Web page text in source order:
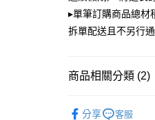
流程，驗證手機門號
完成交易。
3.實際核准額度、可
【繳款方式說明】
2.透過簡訊連結打開
運送方式
每筆NT$100，滿
▸單筆訂購商品總材
拆單配送且不另行
商品相關分類 (2)
分享 客服